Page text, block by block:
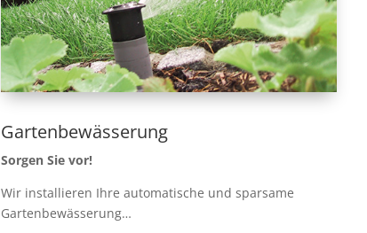
Gartenbewässerung
Sorgen Sie vor!
Wir installieren Ihre automatische und sparsame
Gartenbewässerung…